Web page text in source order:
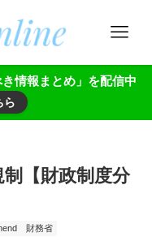
情報まとめ」を配信中
ら
【財政制度分
財務省